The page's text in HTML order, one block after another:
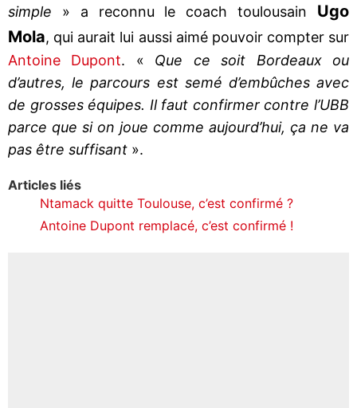
simple » a reconnu le coach toulousain Ugo
Mola, qui aurait lui aussi aimé pouvoir compter sur
Antoine Dupont. « Que ce soit Bordeaux ou
d’autres, le parcours est semé d’embûches avec
de grosses équipes. Il faut confirmer contre l’UBB
parce que si on joue comme aujourd’hui, ça ne va
pas être suffisant ».
Articles liés
Ntamack quitte Toulouse, c’est confirmé ?
Antoine Dupont remplacé, c’est confirmé !